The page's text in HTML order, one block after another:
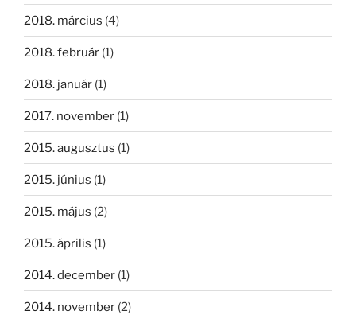
2018. március (4)
2018. február (1)
2018. január (1)
2017. november (1)
2015. augusztus (1)
2015. június (1)
2015. május (2)
2015. április (1)
2014. december (1)
2014. november (2)